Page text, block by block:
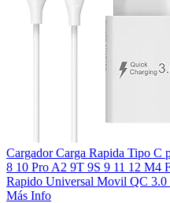
Cargador Carga Rapida Tipo C
8 10 Pro A2 9T 9S 9 11 12 M4
Rapido Universal Movil QC 3.0
Más Info